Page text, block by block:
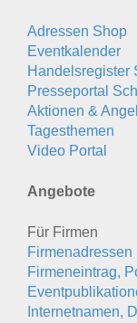
Adressen Shop
Eventkalender
Handelsregister
Presseportal
Aktionen &
Tagesthemen
Video Portal
Angebote
Für Firmen
Firmenadressen
Firmeneintrag,
Internetnamen,